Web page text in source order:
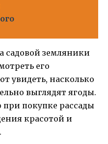
садовой земляники
его
увидеть, насколько
выглядят ягоды.
при покупке рассады
красотой и